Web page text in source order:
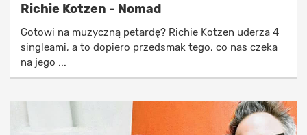
Richie Kotzen - Nomad
Gotowi na muzyczną petardę? Richie Kotzen uderza 4
singleami, a to dopiero przedsmak tego, co nas czeka
na jego ...